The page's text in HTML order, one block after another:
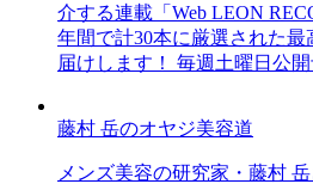
介する連載「Web LEON
年間で計30本に厳選された
届けします！ 毎週土曜日公開
藤村 岳のオヤジ美容道
メンズ美容の研究家・藤村